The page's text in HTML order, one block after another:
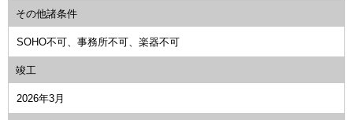
その他諸条件
SOHO不可、事務所不可、楽器不可
竣工
2026年3月